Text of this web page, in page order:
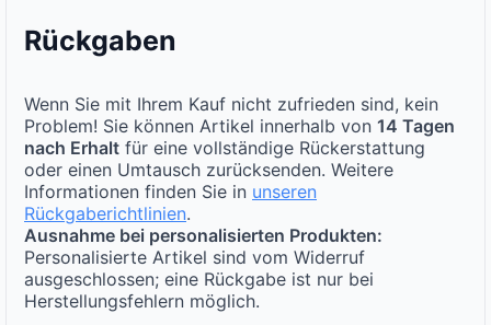
Rückgaben
Wenn Sie mit Ihrem Kauf nicht zufrieden sind, kein
Problem! Sie können Artikel innerhalb von 14 Tagen
nach Erhalt für eine vollständige Rückerstattung
oder einen Umtausch zurücksenden. Weitere
Informationen finden Sie in unseren
Rückgaberichtlinien.
Ausnahme bei personalisierten Produkten:
Personalisierte Artikel sind vom Widerruf
ausgeschlossen; eine Rückgabe ist nur bei
Herstellungsfehlern möglich.